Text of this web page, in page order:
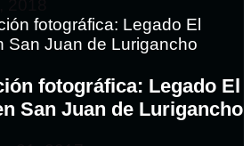
fotográfica: Legado El
San Juan de Lurigancho